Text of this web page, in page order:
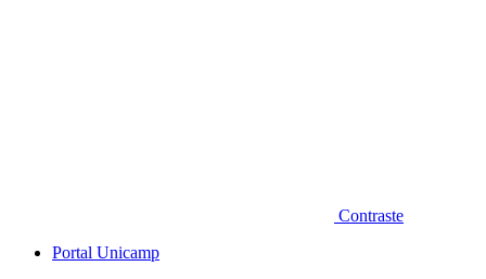
Contraste
Portal Unicamp